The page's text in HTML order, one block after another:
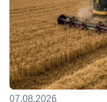
07.08.2026